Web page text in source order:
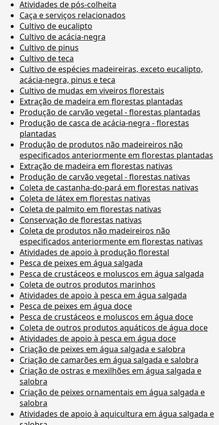
Atividades de pós-colheita
Caça e serviços relacionados
Cultivo de eucalipto
Cultivo de acácia-negra
Cultivo de pinus
Cultivo de teca
Cultivo de espécies madeireiras, exceto eucalipto,
acácia-negra, pinus e teca
Cultivo de mudas em viveiros florestais
Extração de madeira em florestas plantadas
Produção de carvão vegetal - florestas plantadas
Produção de casca de acácia-negra - florestas
plantadas
Produção de produtos não madeireiros não
especificados anteriormente em florestas plantadas
Extração de madeira em florestas nativas
Produção de carvão vegetal - florestas nativas
Coleta de castanha-do-pará em florestas nativas
Coleta de látex em florestas nativas
Coleta de palmito em florestas nativas
Conservação de florestas nativas
Coleta de produtos não madeireiros não
especificados anteriormente em florestas nativas
Atividades de apoio à produção florestal
Pesca de peixes em água salgada
Pesca de crustáceos e moluscos em água salgada
Coleta de outros produtos marinhos
Atividades de apoio à pesca em água salgada
Pesca de peixes em água doce
Pesca de crustáceos e moluscos em água doce
Coleta de outros produtos aquáticos de água doce
Atividades de apoio à pesca em água doce
Criação de peixes em água salgada e salobra
Criação de camarões em água salgada e salobra
Criação de ostras e mexilhões em água salgada e
salobra
Criação de peixes ornamentais em água salgada e
salobra
Atividades de apoio à aquicultura em água salgada e